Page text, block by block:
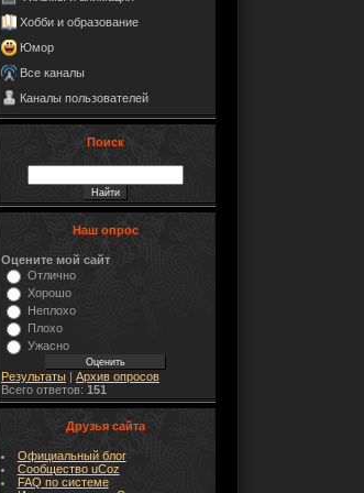
Хобби и образование
Юмор
Все каналы
Каналы пользователей
Поиск
Наш опрос
Оцените мой сайт
Отлично
Хорошо
Неплохо
Плохо
Ужасно
Результаты | Архив опросов
Всего ответов: 151
Друзья сайта
Официальный блог
Сообщество uCoz
FAQ по системе